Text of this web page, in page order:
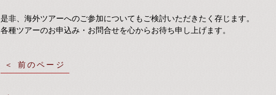
是非、海外ツアーへのご参加についてもご検討いただきたく存じます。
各種ツアーのお申込み・お問合せを心からお待ち申し上げます。
前のページ